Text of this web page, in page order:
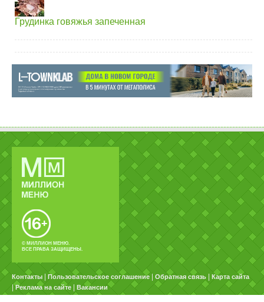
Грудинка говяжья запеченная
© МИЛЛИОН МЕНЮ.
ВСЕ ПРАВА ЗАЩИЩЕНЫ.
Контакты Пользовательское соглашение Обратная связь Карта сайта
|Реклама на сайте Вакансии